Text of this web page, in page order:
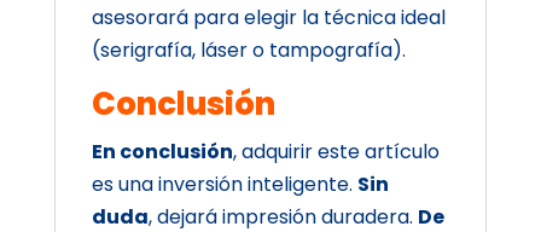
asesorará para elegir la técnica ideal
(serigrafía, láser o tampografía).
Conclusión
En conclusión, adquirir este artículo
es una inversión inteligente. Sin
duda, dejará impresión duradera. De